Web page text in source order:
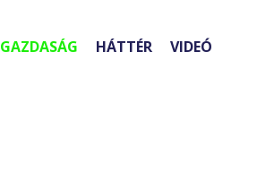
GAZDASÁG HÁTTÉR VIDEÓ